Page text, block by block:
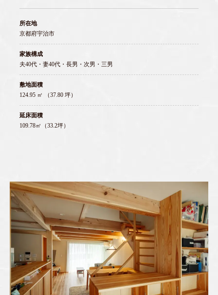
所在地
京都府宇治市
家族構成
夫40代・妻40代・長男・次男・三男
敷地面積
124.95 ㎡ （37.80 坪）
延床面積
109.78㎡（33.2坪）